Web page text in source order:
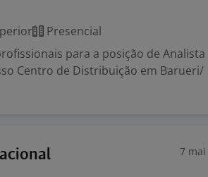
Presencial
para a posição de Analista
Centro de Distribuição em Barueri/
7 mai